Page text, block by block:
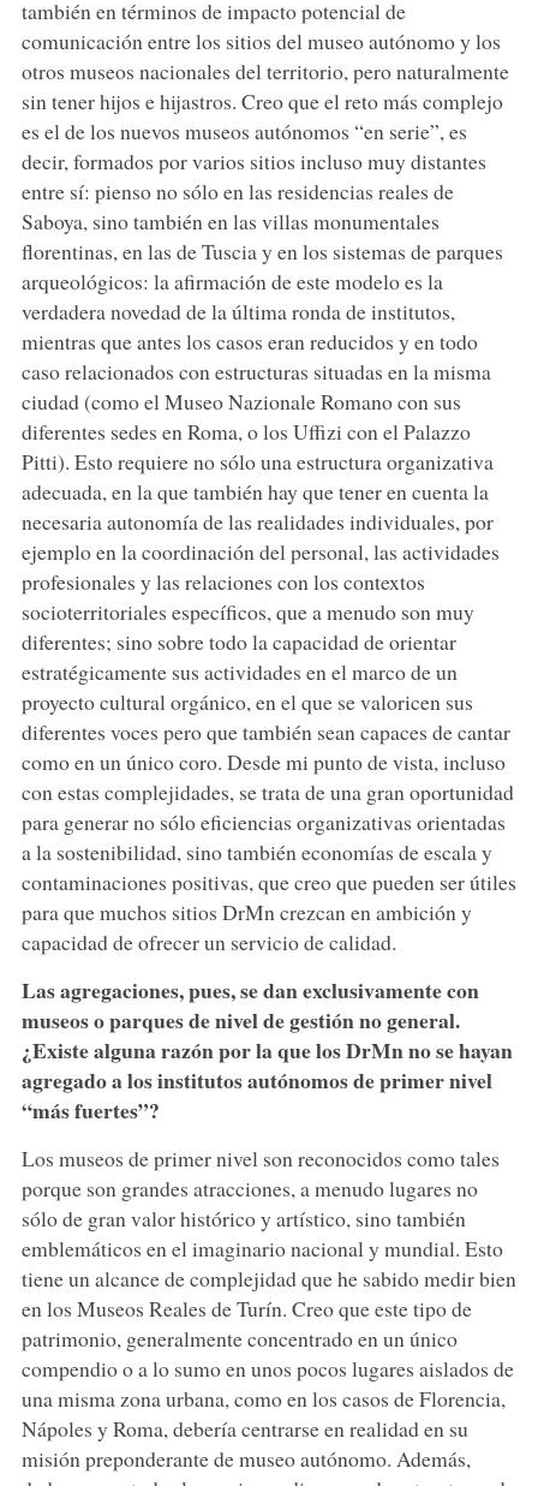
también en términos de impacto potencial de
comunicación entre los sitios del museo autónomo y los
otros museos nacionales del territorio, pero naturalmente
sin tener hijos e hijastros. Creo que el reto más complejo
es el de los nuevos museos autónomos “en serie”, es
decir, formados por varios sitios incluso muy distantes
entre sí: pienso no sólo en las residencias reales de
Saboya, sino también en las villas monumentales
florentinas, en las de Tuscia y en los sistemas de parques
arqueológicos: la afirmación de este modelo es la
verdadera novedad de la última ronda de institutos,
mientras que antes los casos eran reducidos y en todo
caso relacionados con estructuras situadas en la misma
ciudad (como el Museo Nazionale Romano con sus
diferentes sedes en Roma, o los Uffizi con el Palazzo
Pitti). Esto requiere no sólo una estructura organizativa
adecuada, en la que también hay que tener en cuenta la
necesaria autonomía de las realidades individuales, por
ejemplo en la coordinación del personal, las actividades
profesionales y las relaciones con los contextos
socioterritoriales específicos, que a menudo son muy
diferentes; sino sobre todo la capacidad de orientar
estratégicamente sus actividades en el marco de un
proyecto cultural orgánico, en el que se valoricen sus
diferentes voces pero que también sean capaces de cantar
como en un único coro. Desde mi punto de vista, incluso
con estas complejidades, se trata de una gran oportunidad
para generar no sólo eficiencias organizativas orientadas
a la sostenibilidad, sino también economías de escala y
contaminaciones positivas, que creo que pueden ser útiles
para que muchos sitios DrMn crezcan en ambición y
capacidad de ofrecer un servicio de calidad.
Las agregaciones, pues, se dan exclusivamente con
museos o parques de nivel de gestión no general.
¿Existe alguna razón por la que los DrMn no se hayan
agregado a los institutos autónomos de primer nivel
“más fuertes”?
Los museos de primer nivel son reconocidos como tales
porque son grandes atracciones, a menudo lugares no
sólo de gran valor histórico y artístico, sino también
emblemáticos en el imaginario nacional y mundial. Esto
tiene un alcance de complejidad que he sabido medir bien
en los Museos Reales de Turín. Creo que este tipo de
patrimonio, generalmente concentrado en un único
compendio o a lo sumo en unos pocos lugares aislados de
una misma zona urbana, como en los casos de Florencia,
Nápoles y Roma, debería centrarse en realidad en su
misión preponderante de museo autónomo. Además,